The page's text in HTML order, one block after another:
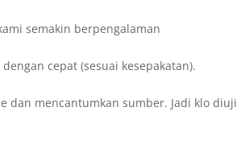
semakin berpengalaman
cepat (sesuai kesepakatan).
dan mencantumkan sumber. Jadi klo diuji